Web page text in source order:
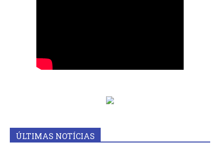
ÚLTIMAS NOTÍCIAS